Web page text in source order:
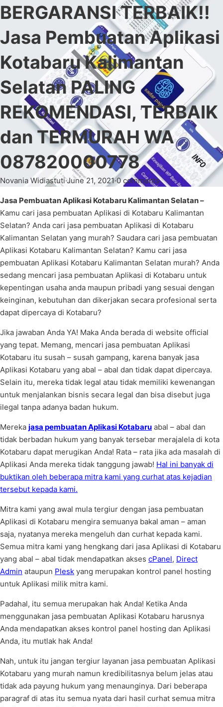
BERGARANSI TERBAIK!!
Jasa Pembuatan Aplikasi
Kotabaru Kalimantan
Selatan PALING
REKOMENDASI, TERBAIK
dan TERMURAH WA
087820000778
Novania Widiastuti·June 21, 2021·0 comments
Jasa Pembuatan Aplikasi Kotabaru Kalimantan Selatan –
Kamu cari jasa pembuatan Aplikasi di Kotabaru Kalimantan
Selatan? Anda cari jasa pembuatan Aplikasi di Kotabaru
Kalimantan Selatan yang murah? Saudara cari jasa pembuatan
Aplikasi Kotabaru Kalimantan Selatan? Kamu cari jasa
pembuatan Aplikasi Kotabaru Kalimantan Selatan murah? Anda
sedang mencari jasa pembuatan Aplikasi di Kotabaru untuk
kepentingan usaha anda maupun pribadi yang sesuai dengan
keinginan, kebutuhan dan dikerjakan secara profesional serta
dapat dipercaya di Kotabaru?
Jika jawaban Anda YA! Maka Anda berada di website official
yang tepat. Memang, mencari jasa pembuatan Aplikasi
Kotabaru itu susah – susah gampang, karena banyak jasa
Aplikasi Kotabaru yang abal – abal dan tidak dapat dipercaya.
Selain itu, mereka tidak legal atau tidak memiliki kewenangan
untuk menjalankan bisnis secara legal dan bisa disebut juga
ilegal tanpa adanya badan hukum.
Mereka jasa pembuatan Aplikasi Kotabaru abal – abal dan
tidak berbadan hukum yang banyak tersebar merajalela di kota
Kotabaru dapat merugikan Anda! Rata – rata jika ada masalah di
Aplikasi Anda mereka tidak tanggung jawab! Hal ini banyak di
buktikan oleh beberapa mitra kami yang curhat atas kejadian
tersebut kepada kami.
Mitra kami yang awal mula tergiur dengan jasa pembuatan
Aplikasi di Kotabaru mengira semuanya bakal aman – aman
saja, nyatanya mereka mengeluh dan curhat kepada kami.
Semua mitra kami yang hengkang dari jasa Aplikasi di Kotabaru
yang abal – abal tidak mendapatkan akses cPanel, Direct
Admin ataupun Plesk yang merupakan kontrol panel hosting
untuk Aplikasi milik mitra kami.
Padahal, itu semua merupakan hak Anda! Ketika Anda
menggunakan jasa pembuatan Aplikasi Kotabaru harusnya
Anda mendapatkan akses kontrol panel hosting dan Aplikasi
Anda, itu mutlak hak Anda!
Nah, untuk itu jangan tergiur layanan jasa pembuatan Aplikasi
Kotabaru yang murah namun kredibilitasnya belum jelas atau
tidak ada payung hukum yang menaunginya. Dari beberapa
paragraf di atas itu semua nyata dari hasil curhat semua mitra